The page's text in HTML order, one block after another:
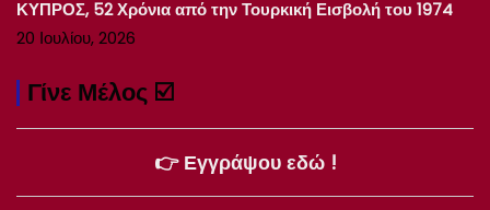
ΚΥΠΡΟΣ, 52 Χρόνια από την Τουρκική Εισβολή του 1974
20 Ιουλίου, 2026
Γίνε Μέλος ☑️
👉 Εγγράψου εδώ !